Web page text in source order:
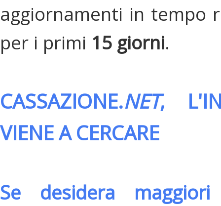
aggiornamenti in tempo
per i primi 15 giorni.
CASSAZIONE.NET,
VIENE A CERCARE
Se desidera